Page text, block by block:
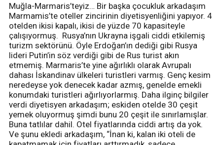
Muğla-Marmaris’teyiz… Bir başka çocukluk arkadaşım
Marmamis’te oteller zincirinin diyetisyenliğini yapıyor. 4
otelden ikisi kapalı, ikisi de yüzde 70 kapasiteyle
çalışıyormuş. Rusya’nın Ukrayna işgali ciddi etkilemiş
turizm sektörünü. Öyle Erdoğan’ın dediği gibi Rusya
lideri Putin’in söz verdiği gibi de Rus turist akın
etmemiş. Marmaris’te yine ağırlıklı olarak Avrupalı
dahası İskandinav ülkeleri turistleri varmış. Genç kesim
neredeyse yok denecek kadar azmış, genelde emekli
konumdaki turistleri ağırlıyorlarmış. Daha ilginç bilgiler
verdi diyetisyen arkadaşım; eskiden otelde 30 çeşit
yemek oluyormuş şimdi bunu 20 çeşit ile sınırlamışlar.
Buna tatlılar dahil. Otel fiyatlarında ciddi artış da yok.
Ve şunu ekledi arkadaşım, “İnan ki, kalan iki oteli de